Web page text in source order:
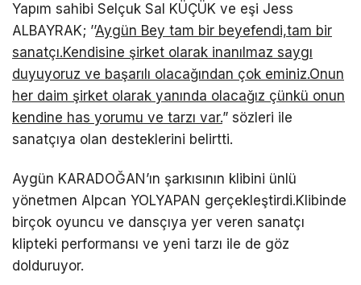
Yapım sahibi Selçuk Sal KÜÇÜK ve eşi Jess
ALBAYRAK; ’’Aygün Bey tam bir beyefendi,tam bir
sanatçı.Kendisine şirket olarak inanılmaz saygı
duyuyoruz ve başarılı olacağından çok eminiz.Onun
her daim şirket olarak yanında olacağız çünkü onun
kendine has yorumu ve tarzı var.” sözleri ile
sanatçıya olan desteklerini belirtti.
Aygün KARADOĞAN’ın şarkısının klibini ünlü
yönetmen Alpcan YOLYAPAN gerçekleştirdi.Klibinde
birçok oyuncu ve dansçıya yer veren sanatçı
klipteki performansı ve yeni tarzı ile de göz
dolduruyor.